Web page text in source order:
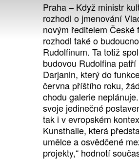
Praha – Když ministr
rozhodl o jmenování
novým ředitelem České
rozhodl také o
Rudolfinum. Ta totiž
budovou Rudolfina
Darjanin, který do
června příštího roku,
chodu galerie
svoje jedinečné
tak i v evropském
Kunsthalle, která
umělce a osvědčené
projekty,“ hodnotí